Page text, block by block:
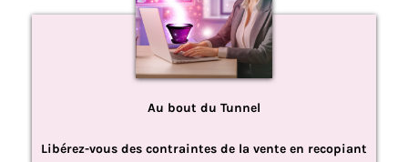
Au bout du Tunnel
Libérez-vous des contraintes de la vente en recopiant